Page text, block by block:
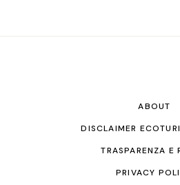
ABOUT
DISCLAIMER
TRASPARENZA E
PRIVACY